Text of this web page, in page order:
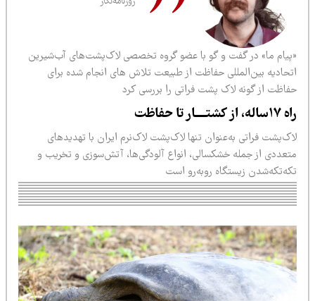
ما» در گفت و گو با عضو گروه تخصصی لاک‌پشت‌های آب‌شیرین
بین‌المللی حفاظت از طبیعت تلاش های انجام شده برای
از گونه لاک پشت فراتی را بررسی کرد
فراتی به‌عنوان تنها لاک‌پشت لاک‌نرم ایران با تهدیدهای
از جمله خشکسالی، انواع آلودگی‌ها، آتش‌سوزی و تخریب و
زیستگاه روبه‌رو است